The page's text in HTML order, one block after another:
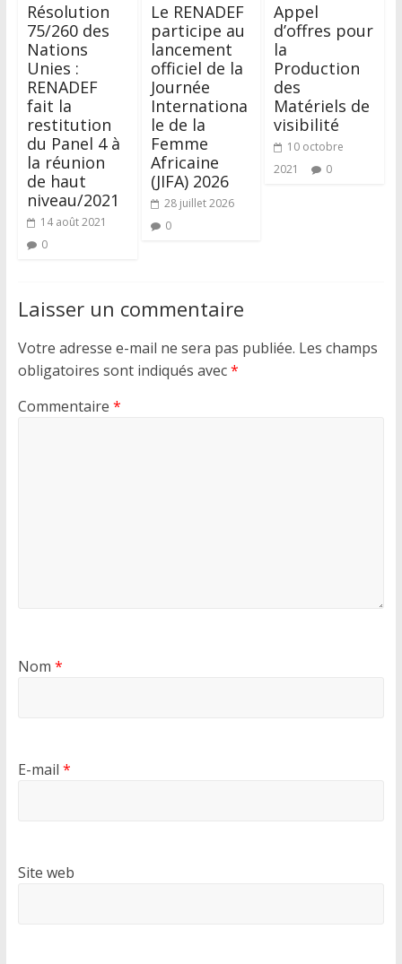
Résolution
75/260 des
Nations
Unies :
RENADEF
fait la
restitution
du Panel 4 à
la réunion
de haut
niveau/2021
14 août 2021
0
Le RENADEF
participe au
lancement
officiel de la
Journée
Internationa
le de la
Femme
Africaine
(JIFA) 2026
28 juillet 2026
0
Appel
d’offres pour
la
Production
des
Matériels de
visibilité
10 octobre
2021
0
Laisser un commentaire
Votre adresse e-mail ne sera pas publiée. Les champs
obligatoires sont indiqués avec*
Commentaire *
Nom *
E-mail *
Site web